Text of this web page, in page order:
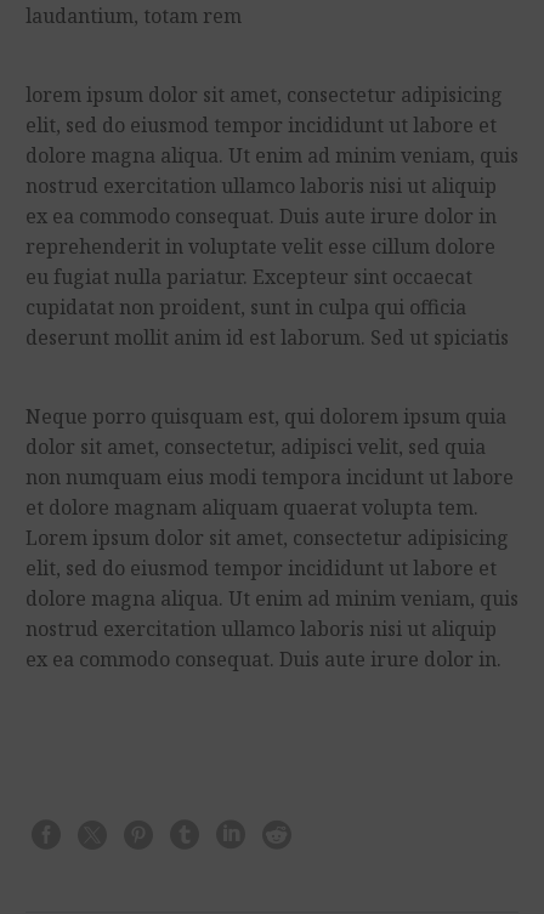
laudantium, totam rem
lorem ipsum dolor sit amet, consectetur adipisicing
elit, sed do eiusmod tempor incididunt ut labore et
dolore magna aliqua. Ut enim ad minim veniam, quis
nostrud exercitation ullamco laboris nisi ut aliquip
ex ea commodo consequat. Duis aute irure dolor in
reprehenderit in voluptate velit esse cillum dolore
eu fugiat nulla pariatur. Excepteur sint occaecat
cupidatat non proident, sunt in culpa qui officia
deserunt mollit anim id est laborum. Sed ut spiciatis
Neque porro quisquam est, qui dolorem ipsum quia
dolor sit amet, consectetur, adipisci velit, sed quia
non numquam eius modi tempora incidunt ut labore
et dolore magnam aliquam quaerat volupta tem.
Lorem ipsum dolor sit amet, consectetur adipisicing
elit, sed do eiusmod tempor incididunt ut labore et
dolore magna aliqua. Ut enim ad minim veniam, quis
nostrud exercitation ullamco laboris nisi ut aliquip
ex ea commodo consequat. Duis aute irure dolor in.